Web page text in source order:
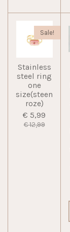
Sale!
Stainless
steel ring
one
size(steen
roze)
€ 5,99
€ 12,99